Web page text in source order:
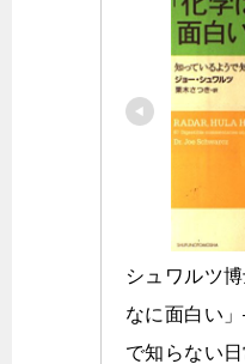
シュワルツ
なに面白い
で知らない